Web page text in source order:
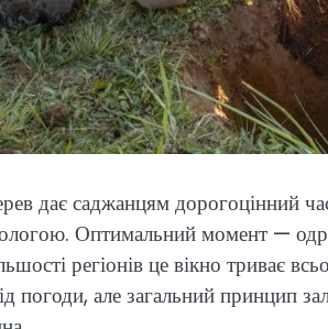
дає саджанцям дорогоцінний
Оптимальний момент —
регіонів це вікно триває
погоди, але загальний принцип